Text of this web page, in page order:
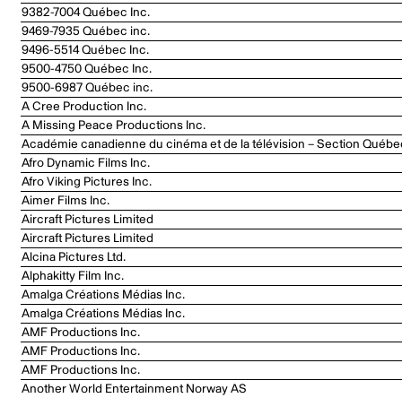
9382-7004 Québec Inc.
9469-7935 Québec inc.
9496-5514 Québec Inc.
9500-4750 Québec Inc.
9500-6987 Québec inc.
A Cree Production Inc.
A Missing Peace Productions Inc.
Académie canadienne du cinéma et de la télévision – Section
Afro Dynamic Films Inc.
Afro Viking Pictures Inc.
Aimer Films Inc.
Aircraft Pictures Limited
Aircraft Pictures Limited
Alcina Pictures Ltd.
Alphakitty Film Inc.
Amalga Créations Médias Inc.
Amalga Créations Médias Inc.
AMF Productions Inc.
AMF Productions Inc.
AMF Productions Inc.
Another World Entertainment Norway AS